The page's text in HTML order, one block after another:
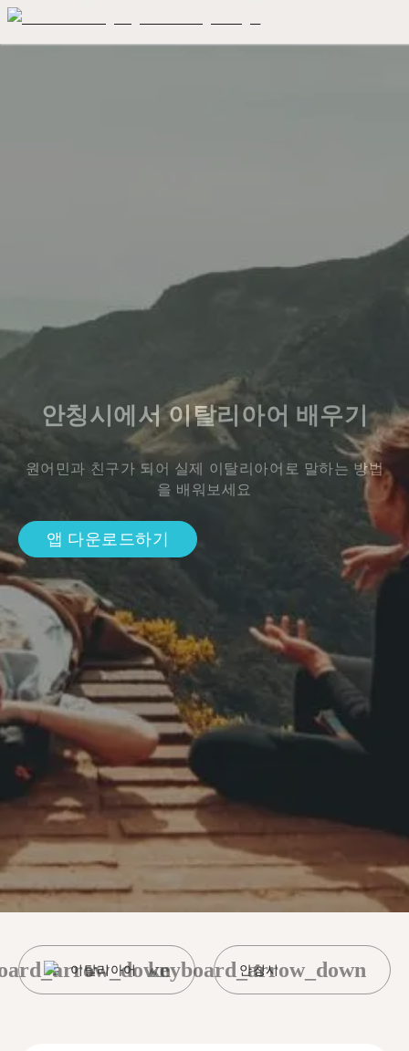
안칭시에서 이탈리아어 배우기
원어민과 친구가 되어 실제 이탈리아어로 말하는 방법
을 배워보세요
앱 다운로드하기
이탈리아어 안칭시
keyboard_arrow_down